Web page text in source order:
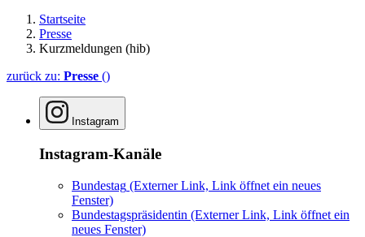
Startseite
Presse
Kurzmeldungen (hib)
zurück zu: Presse ()
Instagram
Instagram-Kanäle
Bundestag (Externer Link, Link öffnet ein neues
Fenster)
Bundestagspräsidentin (Externer Link, Link öffnet ein
neues Fenster)